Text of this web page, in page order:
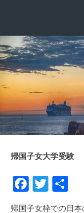
ツ
へ
ス
キ
ッ
プ
帰国子女大学受験
帰国子女枠での日